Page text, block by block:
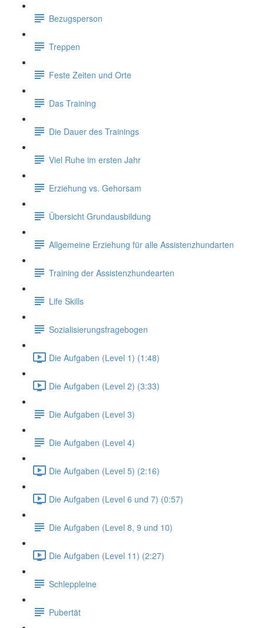
Bezugsperson
Treppen
Feste Zeiten und Orte
Das Training
Die Dauer des Trainings
Viel Ruhe im ersten Jahr
Erziehung vs. Gehorsam
Übersicht Grundausbildung
Allgemeine Erziehung für alle Assistenzhundarten
Training der Assistenzhundearten
Life Skills
Sozialisierungsfragebogen
Die Aufgaben (Level 1) (1:48)
Die Aufgaben (Level 2) (3:33)
Die Aufgaben (Level 3)
Die Aufgaben (Level 4)
Die Aufgaben (Level 5) (2:16)
Die Aufgaben (Level 6 und 7) (0:57)
Die Aufgaben (Level 8, 9 und 10)
Die Aufgaben (Level 11) (2:27)
Schleppleine
Pubertät